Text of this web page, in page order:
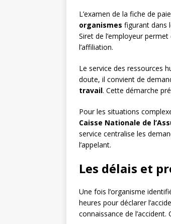
L’examen de la fiche de
organismes figurant dans
Siret de l’employeur
l’affiliation.
Le service des ressources
doute, il convient de
travail. Cette démarche
Pour les situations
Caisse Nationale de
service centralise les
l’appelant.
Les délais et
Une fois l’organisme
heures pour déclarer
connaissance de